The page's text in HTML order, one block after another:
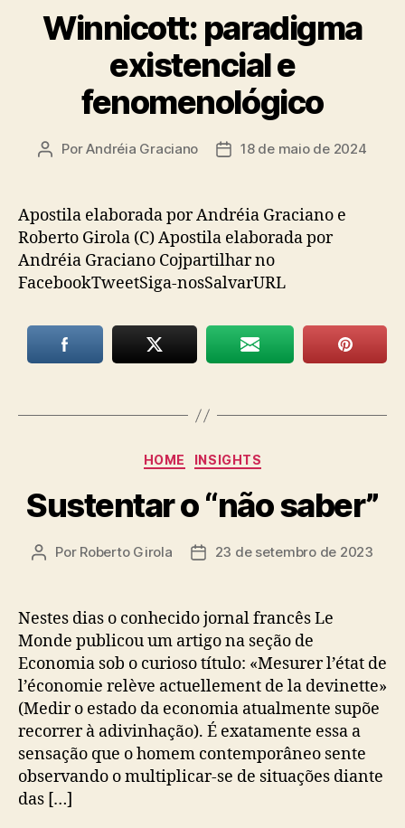
Winnicott: paradigma
existencial e
fenomenológico
Autor
PorAndréia Graciano
Data18 de maio de 2024
Apostila elaborada por Andréia Graciano e
Roberto Girola (C) Apostila elaborada por
Andréia Graciano Cojpartilhar no
FacebookTweetSiga-nosSalvarURL
Categorias
HOME INSIGHTS
Sustentar o “não saber”
Autor
Por Roberto Girola
Data23 de setembro de 2023
Nestes dias o conhecido jornal francês Le
Monde publicou um artigo na seção de
Economia sob o curioso título: «Mesurer l’état de
l’économie relève actuellement de la devinette»
(Medir o estado da economia atualmente supõe
recorrer à adivinhação). É exatamente essa a
sensação que o homem contemporâneo sente
observando o multiplicar-se de situações diante
das […]